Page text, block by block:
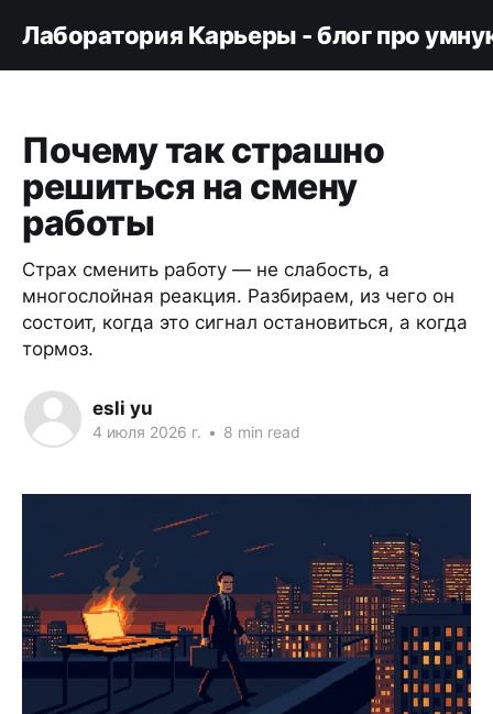
Лаборатория Карьеры - блог про
Почему так страшно
решиться на смену
работы
Страх сменить работу — не слабость, а
многослойная реакция. Разбираем, из чего он
состоит, когда это сигнал остановиться, а когда
тормоз.
esli yu
4 июля 2026 г. • 8 min read